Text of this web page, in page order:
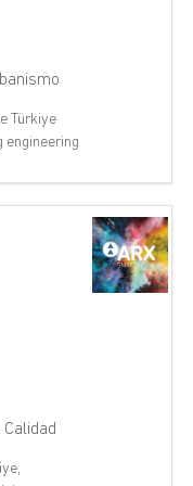
Türkiye
for a
depot